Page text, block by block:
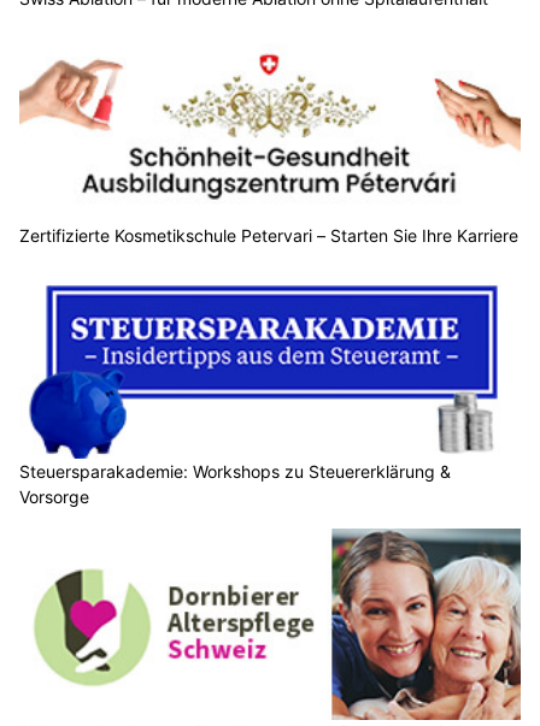
Zertifizierte Kosmetikschule Petervari – Starten Sie Ihre Karriere
Steuersparakademie: Workshops zu Steuererklärung &
Vorsorge